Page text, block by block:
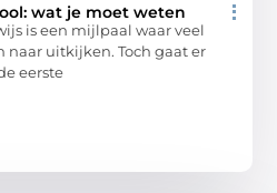
wat je moet weten
is een mijlpaal waar veel
naar uitkijken. Toch gaat er
eerste